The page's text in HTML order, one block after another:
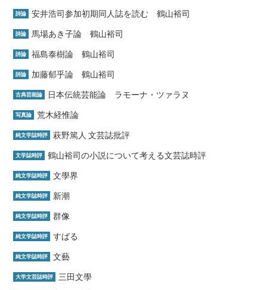
詩論 安井浩司参加初期同人誌を読む 鶴山裕司
詩論 馬場あき子論 鶴山裕司
詩論 福島泰樹論 鶴山裕司
詩論 加藤郁乎論 鶴山裕司
古典芸能論 日本伝統芸能論 ラモーナ・ツァラヌ
写真論 荒木経惟論
純文学誌時評 萩野篤人 文芸誌批評
文学誌時評 鶴山裕司の小説について考える文芸誌時評
純文学誌時評 文學界
純文学誌時評 新潮
純文学誌時評 群像
純文学誌時評 すばる
純文学誌時評 文藝
大学文芸誌時評 三田文學